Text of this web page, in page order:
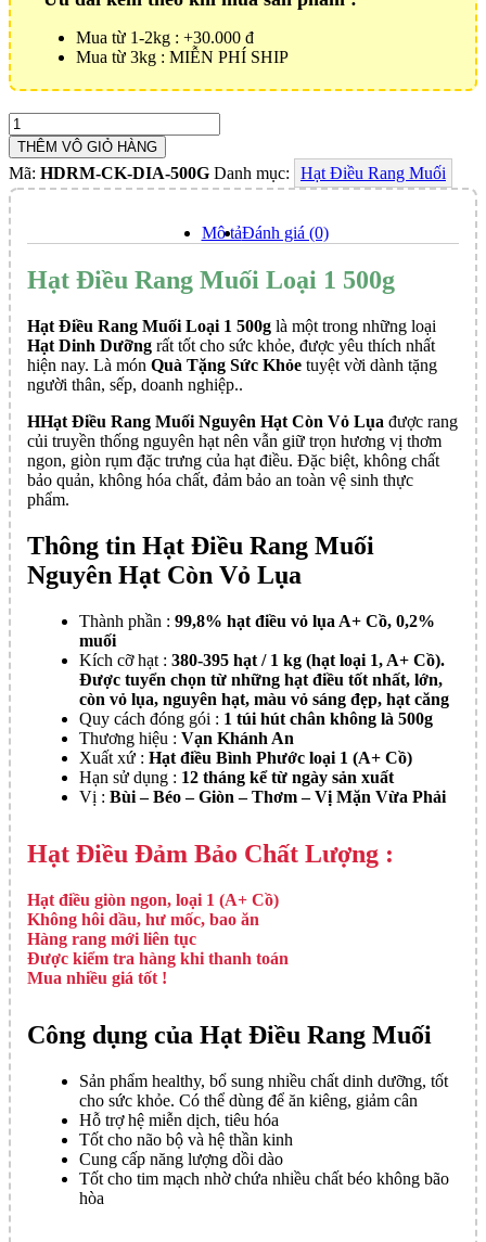
Mua từ 1-2kg : +30.000 đ
Mua từ 3kg : MIỄN PHÍ SHIP
Hạt
Điều
Rang
Muối
Loại
1
500g
Số
lượng
THÊM VÔ GIỎ HÀNG
Mã: HDRM-CK-DIA-500G Danh mục: Hạt Điều Rang Muối
Mô tảĐánh giá (0)
Hạt Điều Rang Muối Loại 1 500g
Hạt Điều Rang Muối Loại 1 500g là một trong những loại
Hạt Dinh Dưỡng rất tốt cho sức khỏe, được yêu thích nhất
hiện nay. Là món Quà Tặng Sức Khỏe tuyệt vời dành tặng
người thân, sếp, doanh nghiệp..
HHạt Điều Rang Muối Nguyên Hạt Còn Vỏ Lụa được rang
củi truyền thống nguyên hạt nên vẫn giữ trọn hương vị thơm
ngon, giòn rụm đặc trưng của hạt điều. Đặc biệt, không chất
bảo quản, không hóa chất, đảm bảo an toàn vệ sinh thực
phẩm.
Thông tin Hạt Điều Rang Muối
Nguyên Hạt Còn Vỏ Lụa
Thành phần : 99,8% hạt điều vỏ lụa A+ Cồ, 0,2%
muối
Kích cỡ hạt : 380-395 hạt / 1 kg (hạt loại 1, A+ Cồ).
Được tuyển chọn từ những hạt điều tốt nhất, lớn,
còn vỏ lụa, nguyên hạt, màu vỏ sáng đẹp, hạt căng
Quy cách đóng gói : 1 túi hút chân không là 500g
Thương hiệu : Vạn Khánh An
Xuất xứ : Hạt điều Bình Phước loại 1 (A+ Cồ)
Hạn sử dụng : 12 tháng kể từ ngày sản xuất
Vị : Bùi – Béo – Giòn – Thơm – Vị Mặn Vừa Phải
Hạt Điều Đảm Bảo Chất Lượng :
Hạt điều giòn ngon, loại 1 (A+ Cồ)
Không hôi dầu, hư mốc, bao ăn
Hàng rang mới liên tục
Được kiểm tra hàng khi thanh toán
Mua nhiều giá tốt !
Công dụng của Hạt Điều Rang Muối
Sản phẩm healthy, bổ sung nhiều chất dinh dưỡng, tốt
cho sức khỏe. Có thể dùng để ăn kiêng, giảm cân
Hỗ trợ hệ miễn dịch, tiêu hóa
Tốt cho não bộ và hệ thần kinh
Cung cấp năng lượng dồi dào
Tốt cho tim mạch nhờ chứa nhiều chất béo không bão
hòa